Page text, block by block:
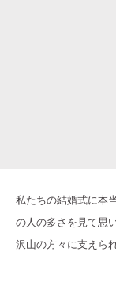
私たちの結婚式に本
の人の多さを見て思
沢山の方々に支えら